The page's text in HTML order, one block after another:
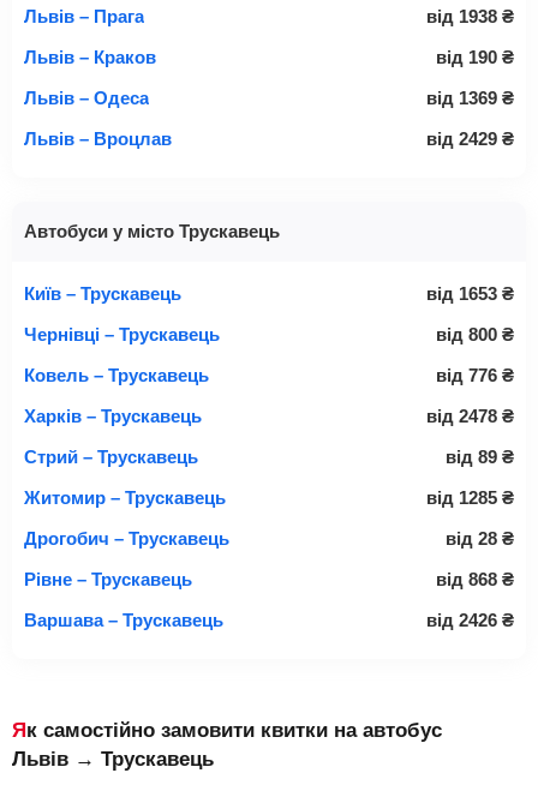
Львів – Прага
від 1938 ₴
Львів – Краков
від 190 ₴
Львів – Одеса
від 1369 ₴
Львів – Вроцлав
від 2429 ₴
Автобуси у місто Трускавець
Київ – Трускавець від 1653 ₴
Чернівці – Трускавець
від 800 ₴
Ковель – Трускавець
від 776 ₴
Харків – Трускавець
від 2478 ₴
Стрий – Трускавець
від 89 ₴
Житомир – Трускавець
від 1285 ₴
Дрогобич – Трускавець
від 28 ₴
Рівне – Трускавець
від 868 ₴
Варшава – Трускавець
від 2426 ₴
Як самостійно замовити квитки на автобус
Львів → Трускавець